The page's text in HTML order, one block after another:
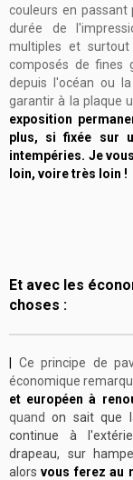
couleurs en
durée de
multiples et
composés de fines
depuis l'océan ou la
garantir à la plaque
exposition
plus, si fixée sur
intempéries. Je
loin, voire très loin !
Et avec les
choses :
Ce principe de
économique
et européen à
quandon sait que
continue à
drapeau, sur
alorsvous ferez au